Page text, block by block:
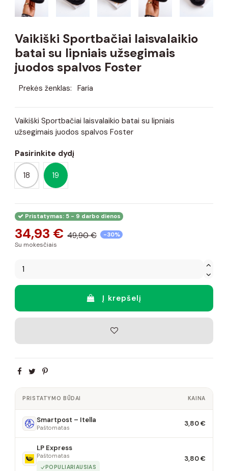
Vaikiški Sportbačiai laisvalaikio
batai su lipniais užsegimais
juodos spalvos Foster
Prekės ženklas: Faria
Vaikiški Sportbačiai laisvalaikio batai su lipniais
užsegimais juodos spalvos Foster
Pasirinkite dydį
18 19
Pristatymas: 5 - 9 darbo dienos
34,93 € 49,90 € -30%
Su mokesčiais
Į krepšelį
PRISTATYMO BŪDAI KAINA
Smartpost – Itella
Paštomatas 3,80 €
LP Express
Paštomatas
POPULIARIAUSIAS
3,80 €